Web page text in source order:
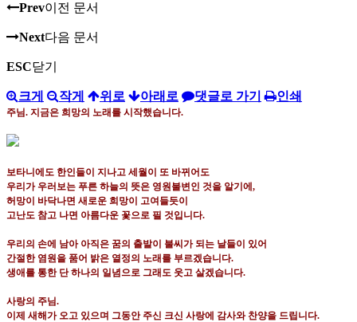
Prev이전 문서
Next다음 문서
ESC닫기
크게 작게 위로 아래로 댓글로 가기 인쇄
주님. 지금은 희망의 노래를 시작했습니다.
보타니에도 한인들이 지나고 세월이 또 바뀌어도
우리가 우러보는 푸른 하늘의 뜻은 영원불변인 것을 알기에 ,
허망이 바닥나면 새로운 희망이 고여들듯이
고난도 참고 나면 아름다운 꽃으로 필 것입니다.
우리의 손에 남아 아직은 꿈의 출발이 불씨가 되는 날들이 있어
간절한 염원을 품어 밝은 열정의 노래를 부르겠습니다.
생애를 통한 단 하나의 일념으로 그래도 웃고 살겠습니다.
사랑의 주님.
이제 새해가 오고 있으며 그동안 주신 크신 사랑에 감사와 찬양을 드립니다.